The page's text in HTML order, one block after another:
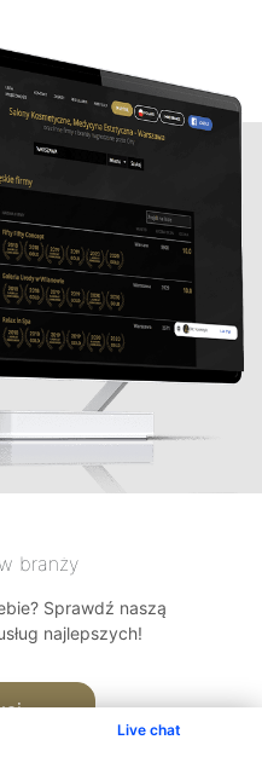
Live chat
branży
Sprawdź naszą
najlepszych!